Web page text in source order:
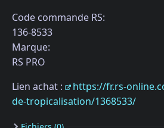
Code commande RS:
136-8533
Marque:
RS PRO
Lien achat :
https://fr.rs-
de-tropicalisation/1368533/